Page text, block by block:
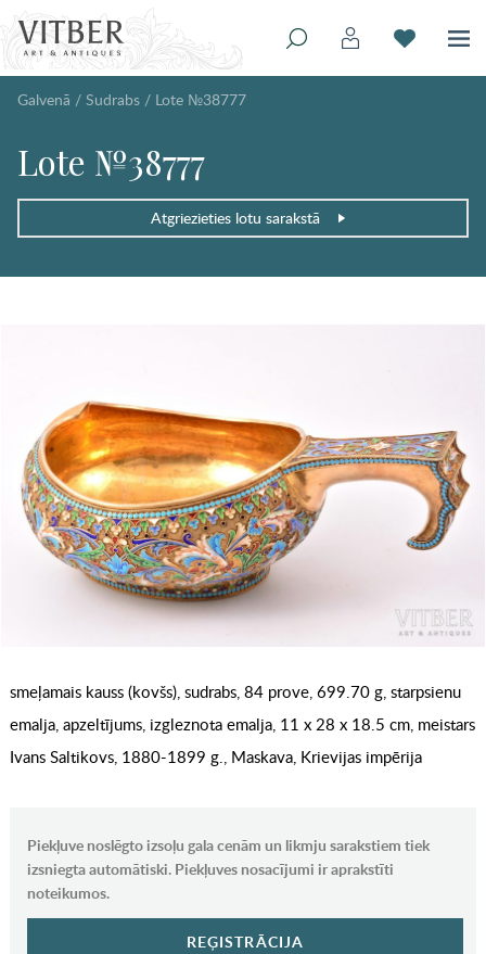
Galvenā / Sudrabs / Lote №38777
Lote №38777
Atgriezieties lotu sarakstā
smeļamais kauss (kovšs), sudrabs, 84 prove, 699.70 g, starpsienu
emalja, apzeltījums, izgleznota emalja, 11 x 28 x 18.5 cm, meistars
Ivans Saltikovs, 1880-1899 g., Maskava, Krievijas impērija
Piekļuve noslēgto izsoļu gala cenām un likmju sarakstiem tiek
izsniegta automātiski. Piekļuves nosacījumi ir aprakstīti
noteikumos.
REĢISTRĀCIJA